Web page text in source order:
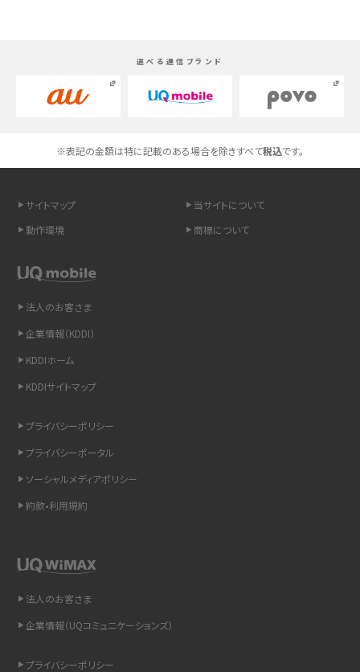
高校生にスマホ制限は必要？所持率やメリット・デメリットを詳しく紹介
スマホのネット通信速度が遅い原因は？すぐできる対処法や見直すポイントを解
iCloudの使用容量を減らす9つの方法！使用状況の確認手順も紹介
インスタのDMの送り方は？便利機能の使い方や注意点をわかりやすく解説
「iPhoneを探す」の使い方と設定方法を紹介！ブラウザやアプリから探す方法を
詳しく解説
Wi-Fiを快適に使うための速度はどれくらい？用途別の目安・回線ごとの平均を
選べる通信ブランド
※表記の金額は特に記載のある場合を除きすべて税込です。
サイトマップ
当サイトについて
動作環境
商標について
法人のお客さま
企業情報（KDDI）
KDDIホーム
KDDIサイトマップ
プライバシーポリシー
プライバシーポータル
ソーシャルメディアポリシー
約款•利用規約
法人のお客さま
企業情報（UQコミュニケーションズ）
プライバシーポリシー